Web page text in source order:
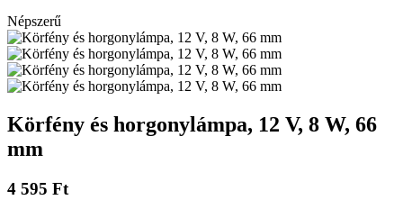
Népszerű
Körfény és horgonylámpa, 12 V, 8 W, 66
mm
4 595 Ft